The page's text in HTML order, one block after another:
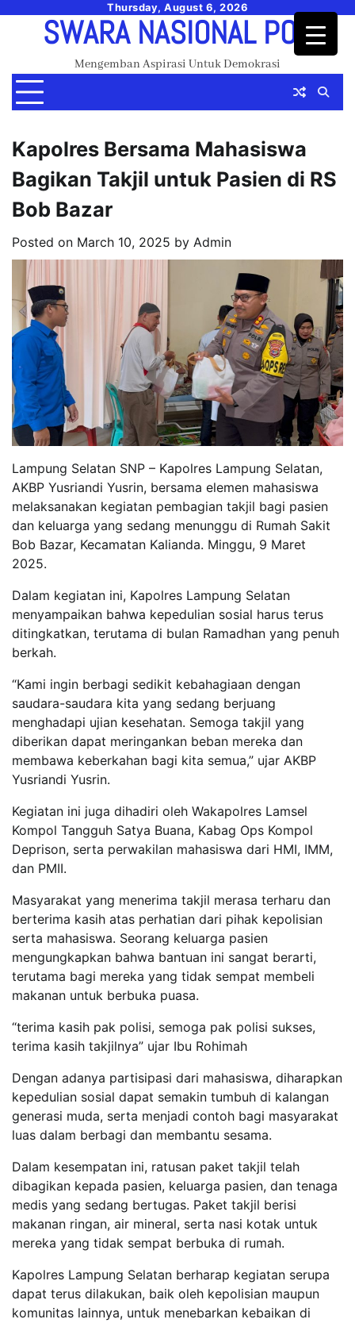
Thursday, August 6, 2026
SWARA NASIONAL POS
Mengemban Aspirasi Untuk Demokrasi
Kapolres Bersama Mahasiswa
Bagikan Takjil untuk Pasien di RS
Bob Bazar
Posted on March 10, 2025 by Admin
Lampung Selatan SNP – Kapolres Lampung Selatan,
AKBP Yusriandi Yusrin, bersama elemen mahasiswa
melaksanakan kegiatan pembagian takjil bagi pasien
dan keluarga yang sedang menunggu di Rumah Sakit
Bob Bazar, Kecamatan Kalianda. Minggu, 9 Maret
2025.
Dalam kegiatan ini, Kapolres Lampung Selatan
menyampaikan bahwa kepedulian sosial harus terus
ditingkatkan, terutama di bulan Ramadhan yang penuh
berkah.
“Kami ingin berbagi sedikit kebahagiaan dengan
saudara-saudara kita yang sedang berjuang
menghadapi ujian kesehatan. Semoga takjil yang
diberikan dapat meringankan beban mereka dan
membawa keberkahan bagi kita semua,” ujar AKBP
Yusriandi Yusrin.
Kegiatan ini juga dihadiri oleh Wakapolres Lamsel
Kompol Tangguh Satya Buana, Kabag Ops Kompol
Deprison, serta perwakilan mahasiswa dari HMI, IMM,
dan PMII.
Masyarakat yang menerima takjil merasa terharu dan
berterima kasih atas perhatian dari pihak kepolisian
serta mahasiswa. Seorang keluarga pasien
mengungkapkan bahwa bantuan ini sangat berarti,
terutama bagi mereka yang tidak sempat membeli
makanan untuk berbuka puasa.
“terima kasih pak polisi, semoga pak polisi sukses,
terima kasih takjilnya” ujar Ibu Rohimah
Dengan adanya partisipasi dari mahasiswa, diharapkan
kepedulian sosial dapat semakin tumbuh di kalangan
generasi muda, serta menjadi contoh bagi masyarakat
luas dalam berbagi dan membantu sesama.
Dalam kesempatan ini, ratusan paket takjil telah
dibagikan kepada pasien, keluarga pasien, dan tenaga
medis yang sedang bertugas. Paket takjil berisi
makanan ringan, air mineral, serta nasi kotak untuk
mereka yang tidak sempat berbuka di rumah.
Kapolres Lampung Selatan berharap kegiatan serupa
dapat terus dilakukan, baik oleh kepolisian maupun
komunitas lainnya, untuk menebarkan kebaikan di